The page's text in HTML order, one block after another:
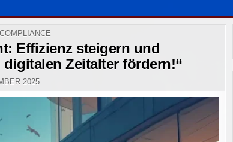
Effizienz steigern und
Zeitalter fördern!“
2025